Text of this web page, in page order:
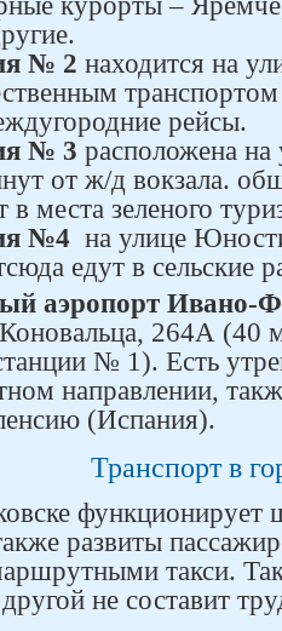
№ 2 находится на
рейсы.
№ 3 расположена
от ж/д вокзала.
в места зеленого
№4 на улице
едут в сельские
аэропорт Ивано-
264А (40
№ 1). Есть
направлении,
(Испания).
Транспорт в
функционирует
развиты
такси.
не составит